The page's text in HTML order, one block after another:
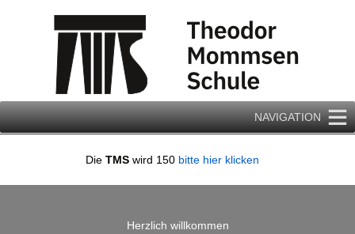
NAVIGATION
Die TMS wird 150 bitte hier klicken
Herzlich willkommen